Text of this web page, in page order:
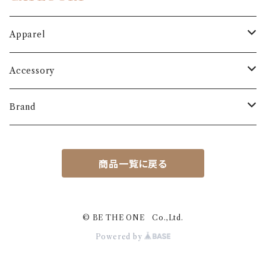
Apparel
Outer
Coat
Bottoms
Jumper skirt
Accessory
Shoes
Brand
MARIS STELLA
商品一覧に戻る
© BE THE ONE Co.,Ltd.
Powered by